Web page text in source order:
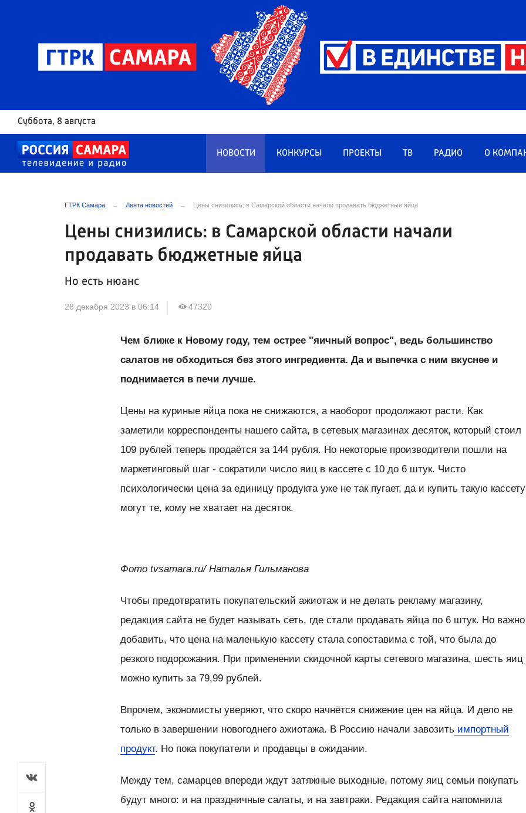
Суббота, 8 августа
НОВОСТИ КОНКУРСЫ ПРОЕКТЫ ТВ РАДИО О
ГТРК Самара Лента новостей Цены снизились: в Самарской области начали продавать бюджетные яйца
Цены снизились: в Самарской области начали
продавать бюджетные яйца
Но есть нюанс
28 декабря 2023 в 06:14 47320
Чем ближе к Новому году, тем острее "яичный вопрос", ведь большинство
салатов не обходиться без этого ингредиента. Да и выпечка с ним вкуснее и
поднимается в печи лучше.
Цены на куриные яйца пока не снижаются, а наоборот продолжают расти. Как
заметили корреспонденты нашего сайта, в сетевых магазинах десяток, который стоил
109 рублей теперь продаётся за 144 рубля. Но некоторые производители пошли на
маркетинговый шаг - сократили число яиц в кассете с 10 до 6 штук. Чисто
психологически цена за единицу продукта уже не так пугает, да и купить такую кассету
могут те, кому не хватает на десяток.
Фото tvsamara.ru/ Наталья Гильманова
Чтобы предотвратить покупательский ажиотаж и не делать рекламу магазину,
редакция сайта не будет называть сеть, где стали продавать яйца по 6 штук. Но важно
добавить, что цена на маленькую кассету стала сопоставима с той, что была до
резкого подорожания. При применении скидочной карты сетевого магазина, шесть яиц
можно купить за 79,99 рублей.
Впрочем, экономисты уверяют, что скоро начнётся снижение цен на яйца. И дело не
только в завершении новогоднего ажиотажа. В Россию начали завозить импортный
продукт. Но пока покупатели и продавцы в ожидании.
Между тем, самарцев впереди ждут затяжные выходные, потому яиц семьи покупать
будут много: и на праздничные салаты, и на завтраки. Редакция сайта напомнила